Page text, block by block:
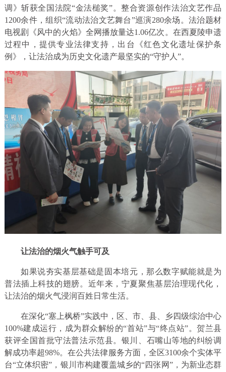
调》斩获全国法院“金法槌奖”。整合资源创作法治文艺作品
1200余件，组织“流动法治文艺舞台”巡演280余场。法治题材
电视剧《风中的火焰》全网播放量达1.06亿次。在西夏陵申遗
过程中，提供专业法律支持，出台《红色文化遗址保护条
例》，让法治成为历史文化遗产最坚实的“守护人”。
让法治的烟火气触手可及
如果说夯实基层基础是固本培元，那么数字赋能就是为
普法插上科技的翅膀。近年来，宁夏聚焦基层治理现代化，
让法治的烟火气浸润百姓日常生活。
在深化“塞上枫桥”实践中，区、市、县、乡四级综治中心
100%建成运行，成为群众解纷的“首站”与“终点站”。贺兰县
获评全国首批守法普法示范县。银川、石嘴山等地的纠纷调
解成功率超98%。在公共法律服务方面，全区3100余个实体平
台“立体织密”，银川市构建覆盖城乡的“四张网”，为新业态群